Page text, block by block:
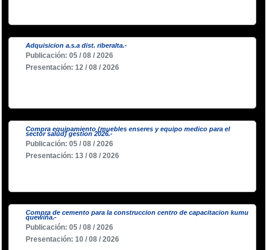
Adquisicion a.s.a dist. riberalta.-
Publicación: 05 / 08 / 2026
Presentación: 12 / 08 / 2026
Compra equipamiento (muebles enseres y equipo medico para el
sector salud) gestion 2026.-
Publicación: 05 / 08 / 2026
Presentación: 13 / 08 / 2026
Compra de cemento para la construccion centro de capacitacion kumu
quewiña.-
Publicación: 05 / 08 / 2026
Presentación: 10 / 08 / 2026